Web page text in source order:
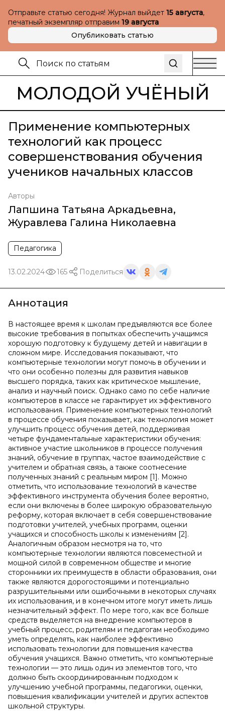
Отправьте статью сегодня! Журнал выйдет 15 августа,
печатный экземпляр отправим 19 августа
Опубликовать статью
МОЛОДОЙ УЧЁНЫЙ
Применение компьютерных
технологий как процесс
совершенствования обучения
учеников начальных классов
Авторы
Лапшина Татьяна Аркадьевна,
Журавлева Галина Николаевна
Педагогика
13.02.2024 165 Поделиться
Аннотация
В настоящее время к школам предъявляются все более
высокие требования в попытках обеспечить учащимся
хорошую подготовку к будущему детей и навигации в
сложном мире. Исследования показывают, что
компьютерные технологии могут помочь в обучении и
что они особенно полезны для развития навыков
высшего порядка, таких как критическое мышление,
анализ и научный поиск. Однако само по себе наличие
компьютеров в классе не гарантирует их эффективного
использования. Применение компьютерных технологий
в процессе обучения показывает, как технология может
улучшить процесс обучения детей, поддерживая
четыре фундаментальные характеристики обучения:
активное участие школьников в процессе получения
знаний, обучение в группах, частое взаимодействие с
учителем и обратная связь, а также соотнесение
полученных знаний с реальным миром [1]. Можно
отметить, что использование технологий в качестве
эффективного инструмента обучения более вероятно,
если они включены в более широкую образовательную
реформу, которая включает в себя совершенствование
подготовки учителей, учебных программ, оценки
учащихся и способность школы к изменениям [2].
Аналогичным образом несмотря на то, что
компьютерные технологии являются повсеместной и
мощной силой в современном обществе и многие
сторонники их преимуществ в области образования, они
также являются дорогостоящими и потенциально
разрушительными или ошибочными в некоторых случаях
их использования, и в конечном итоге могут иметь лишь
незначительный эффект. По мере того, как все больше
средств выделяется на внедрение компьютеров в
учебный процесс, родителям и педагогам необходимо
уметь определять, как наиболее эффективно
использовать технологии для повышения качества
обучения учащихся. Важно отметить, что компьютерные
технологии — это лишь один из элементов того, что
должно быть скоординированным подходом к
улучшению учебной программы, педагогики, оценки,
повышения квалификации учителей и других аспектов
школьной структуры.